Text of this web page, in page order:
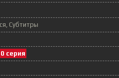
Субтитры
серия